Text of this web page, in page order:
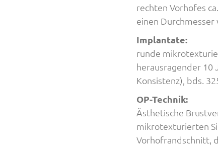
rechten Vorhofes
einen Durchmesser
Implantate:
runde
herausragender 10
Konsistenz), bds.
OP-Technik:
Ästhetische
mikrotexturierten
Vorhofrandschnitt,